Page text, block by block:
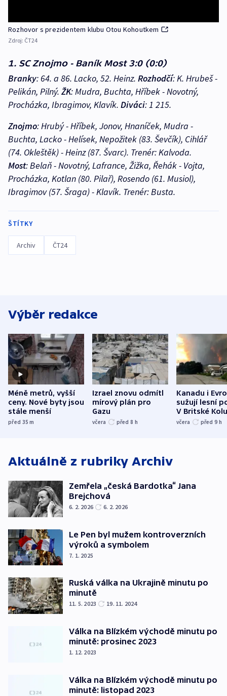
Rozhovor s prezidentem klubu Otou Kohoutkem
Zdroj: ČT24
1. SC Znojmo - Baník Most 3:0 (0:0)
Branky: 64. a 86. Lacko, 52. Heinz. Rozhodčí: K. Hrubeš -
Pelikán, Pilný. ŽK: Mudra, Buchta, Hříbek - Novotný,
Procházka, Ibragimov, Klavík. Diváci: 1 215.
Znojmo: Hrubý - Hříbek, Jonov, Hnaníček, Mudra -
Buchta, Lacko - Helísek, Nepožitek (83. Ševčík), Cihlář
(74. Okleštěk) - Heinz (87. Švarc). Trenér: Kalvoda.
Most: Belaň - Novotný, Lafrance, Žižka, Řehák - Vojta,
Procházka, Kotlan (80. Pilař), Rosendo (61. Musiol),
Ibragimov (57. Šraga) - Klavík. Trenér: Busta.
ŠTÍTKY
Archiv ČT24
Výběr redakce
Méně metrů, vyšší
ceny. Nové byty jsou
stále menší
před 35m
Izrael znovu odmítl
mírový plán pro
Gazu
včera před 8 h
Kanadu i
sužují lesní
V Britské
evakuovali
včera před 9 h
Aktuálně z rubriky Archiv
Zemřela „česká Bardotka“ Jana
Brejchová
6. 2. 2026 6. 2. 2026
Le Pen byl mužem kontroverzních
výroků a symbolem
7. 1. 2025
Ruská válka na Ukrajině minutu po
minutě
11. 5. 2023 19. 11. 2024
Válka na Blízkém východě minutu po
minutě: prosinec 2023
1. 12. 2023
Válka na Blízkém východě minutu po
minutě: listopad 2023